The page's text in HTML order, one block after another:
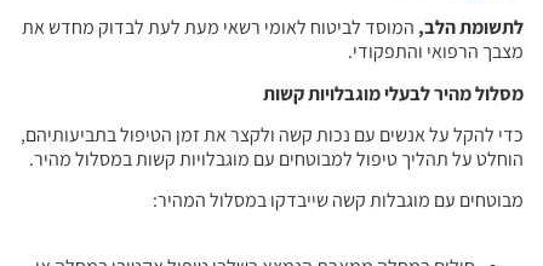
לתשומת הלב, המוסד לביטוח לאומי רשאי מעת לעת לבדוק מחדש את
מצבך הרפואי והתפקודי.
מסלול מהיר לבעלי מוגבלויות קשות
כדי להקל על אנשים עם נכות קשה ולקצר את זמן הטיפול בתביעותיהם,
הוחלט על תהליך טיפול למבוטחים עם מוגבלויות קשות במסלול מהיר.
מבוטחים עם מוגבלות קשה שייבדקו במסלול המהיר: